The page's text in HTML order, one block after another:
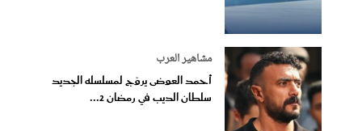
مشاهير العرب
أحمد العوضى يروّج لمسلسله الجديد
سلطان الديب في رمضان 2...